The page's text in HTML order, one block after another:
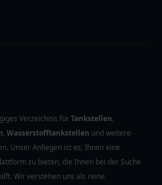
Verzeichnis fürTankstellen,
, Wasserstofftankstellen und weitere
Unser Anliegen ist es, Ihnen eine
zu bieten, die Ihnen bei der Suche
Wir verstehen uns als reine